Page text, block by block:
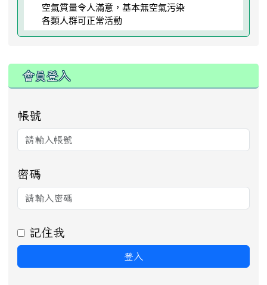
空氣質量令人滿意，基本無空氣污染
各類人群可正常活動
:::
會員登入
帳號
密碼
記住我
登入